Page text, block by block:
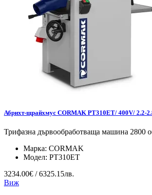
Абрихт-щрайхмус CORMAK PT310ET/ 400V/ 2.2-
Трифазна дървообработваща машина 2800
Марка: CORMAK
Модел: PT310ET
3234.00€ / 6325.15лв.
Виж